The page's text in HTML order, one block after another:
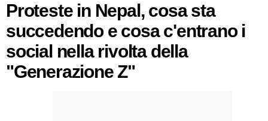
Proteste in Nepal, cosa sta
succedendo e cosa c'entrano i
social nella rivolta della
"Generazione Z"